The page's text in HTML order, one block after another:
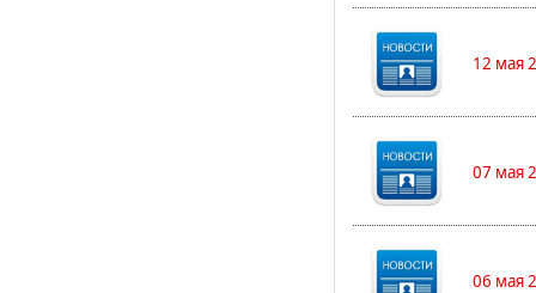
12 мая
07 мая
06 мая